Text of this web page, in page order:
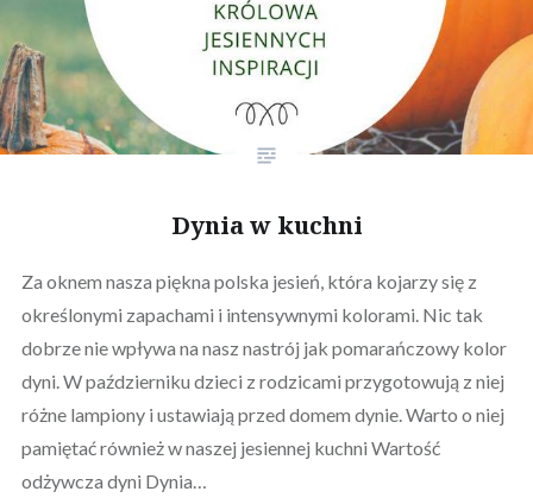
Dynia w kuchni
Za oknem nasza piękna polska jesień, która kojarzy się z
określonymi zapachami i intensywnymi kolorami. Nic tak
dobrze nie wpływa na nasz nastrój jak pomarańczowy kolor
dyni. W październiku dzieci z rodzicami przygotowują z niej
różne lampiony i ustawiają przed domem dynie. Warto o niej
pamiętać również w naszej jesiennej kuchni Wartość
odżywcza dyni Dynia…